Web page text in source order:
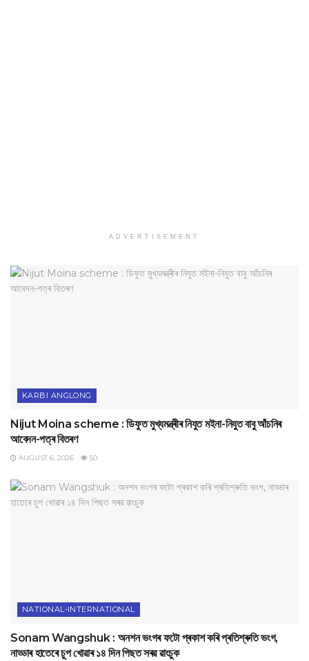
ADVERTISEMENT
KARBI ANGLONG
Nijut Moina scheme : ডিফুত মুখ্যমন্ত্ৰীৰ নিযুত মইনা-নিযুত বাবু আঁচনিৰ
আবেদন-পত্ৰ বিতৰণ
AUGUST 6, 2026 50
NATIONAL-INTERNATIONAL
Sonam Wangshuk : অনশন ভংগৰ ফটো প্ৰকাশ কৰি প্ৰতিশ্ৰুতি ভংগ,
নাড্ডাৰ হাতেৰে চুপ খোৱাৰ ১৪ দিন পিছত সৰৱ ৱাংচুক